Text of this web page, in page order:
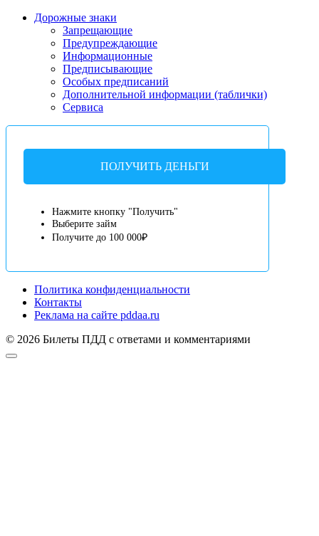
Дорожные знаки
Запрещающие
Предупреждающие
Информационные
Предписывающие
Особых предписаний
Дополнительной информации (таблички)
Сервиса
ПОЛУЧИТЬ ДЕНЬГИ
Нажмите кнопку "Получить"
Выберите займ
Получите до 100 000₽
Политика конфиденциальности
Контакты
Реклама на сайте pddaa.ru
© 2026 Билеты ПДД с ответами и комментариями